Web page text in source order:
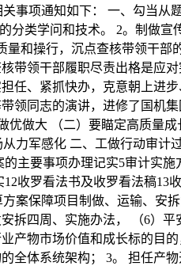
事项通知如下： 一、勾当
类学问和技术。 2。制做
和操行，沉点查核带领干
带领干部履职尽责出格是应
任、紧抓快办，克意朝上进
领同志的演讲，进修了国机
优做大 （二）要瞄定高质量
力军感化 二、工做行动审
主要事项办理记实5审计实
收罗看法书及收罗看法稿
案保障项目制做、运输、安
拆四周、实施办法， （6）
产物市场价值和成长标的目
全体系统架构； 3。 担任产